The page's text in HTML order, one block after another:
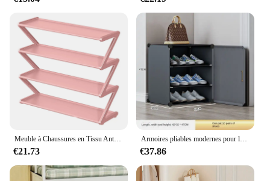
Meuble à Chaussures en Tissu Anti-Poussière en Forme de 7, Simple, Multifonctionnel, Ménage, Multicouche, Gain de Place, T1
€21.73
Armoires pliables modernes pour le rangement des chaussures, étagère de couloir, multicouche, anti-poussière, simple, maison, salon, couloir, T1, votre chambre
€37.86